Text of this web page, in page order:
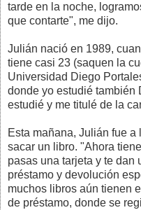
tarde en la noche,
que contarte", me dijo.
Julián nació en 1989,
tiene casi 23 (saquen la
Universidad Diego
donde yo estudié también
estudié y me titulé de la
Esta mañana, Julián fue
sacar un libro. "Ahora
pasas una tarjeta y te dan
préstamo y devolución
muchos libros aún tienen
de préstamo, donde se